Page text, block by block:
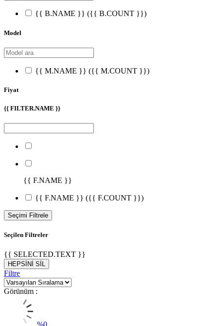
{{ B.NAME }} ({{ B.COUNT }})
Model
{{ M.NAME }} ({{ M.COUNT }})
Fiyat
{{ FILTER.NAME }}
{{ F.NAME }}
{{ F.NAME }} ({{ F.COUNT }})
Seçimi Filtrele
Seçilen Filtreler
{{ SELECTED.TEXT }}
HEPSİNİ SİL
Filtre
Görünüm :
%0